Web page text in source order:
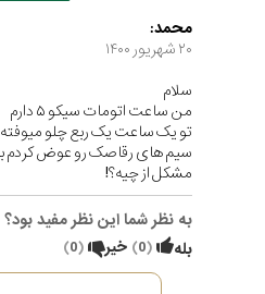
محمد:
۲۰ شهریور ۱۴۰۰
سلام
من ساعت اتومات سیکو ۵ دارم
تو یک ساعت یک ربع چلو
سیم های رقاصک رو عوض کردم
مشکل از چیه؟!
به نظر شما این نظر مفید بود؟
بله
(
0
) خیر (
0
)